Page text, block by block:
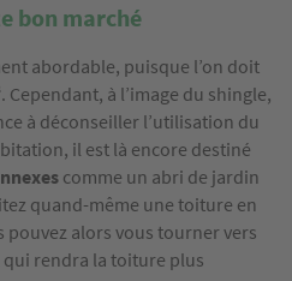
bon marché
abordable, puisque l’on doit
. Cependant, à l’image du shingle,
à déconseiller l’utilisation du
il est là encore destiné
comme un abri de jardin
quand-même une toiture en
alors vous tourner vers
rendra la toiture plus